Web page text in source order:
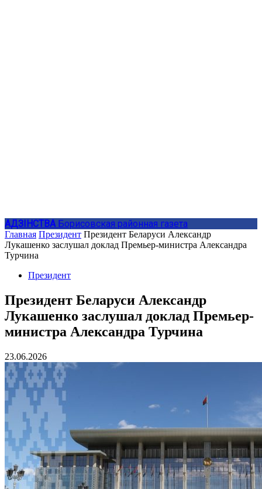
АДЗIНСТВА Борисовская районная газета
Главная Президент Президент Беларуси Александр
Лукашенко заслушал доклад Премьер-министра Александра
Турчина
Президент
Президент Беларуси Александр
Лукашенко заслушал доклад Премьер-
министра Александра Турчина
23.06.2026